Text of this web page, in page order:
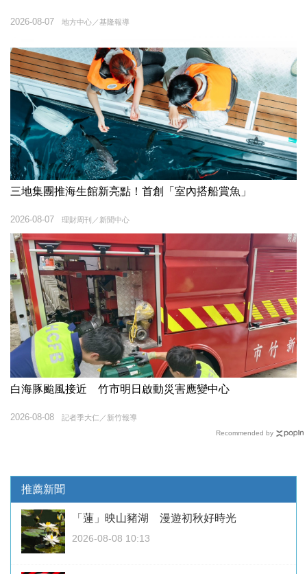
地方中心／基隆報導
2026-08-07
三地集團推海生館新亮點！首創「室內搭船賞魚」
理財周刊／新聞中心
2026-08-07
白海豚颱風接近 竹市明日啟動災害應變中心
記者季大仁／新竹報導
2026-08-08
Recommended by
推薦新聞
「蓮」映山豬湖 漫遊初秋好時光
2026-08-08 10:13